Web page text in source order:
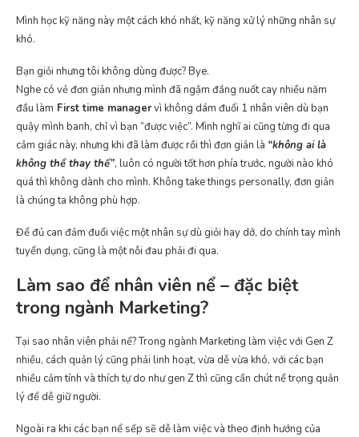
Mình học kỹ năng này một cách khó nhất, kỹ năng xử lý những nhân sự
khó.
Bạn giỏi nhưng tôi không dùng được? Bye.
Nghe có vẻ đơn giản nhưng mình đã ngậm đắng nuốt cay nhiều năm
đầu làm First time managervì không dám đuổi 1 nhân viên dù bạn
quậy mình banh, chỉ vì bạn “được việc”. Mình nghĩ ai cũng từng đi qua
cảm giác này, nhưng khi đã làm được rồi thì đơn giản là “không ai là
không thể thay thế”, luôn có người tốt hơn phía trước, người nào khó
quá thì không dành cho mình. Không take things personally, đơn giản
là chúng ta không phù hợp.
Để đủ can đảm đuổi việc một nhân sự dù giỏi hay dở, do chính tay mình
tuyển dụng, cũng là một nỗi đau phải đi qua.
Làm sao để nhân viên nể – đặc biệt
trong ngành Marketing?
Tại sao nhân viên phải nể? Trong ngành Marketing làm việc với Gen Z
nhiều, cách quản lý cũng phải linh hoạt, vừa dễ vừa khó, với các bạn
nhiều cảm tính và thích tự do như gen Z thì cũng cần chút nể trọng quản
lý để dễ giữ người.
Ngoài ra khi các bạn nể sếp sẽ dễ làm việc và theo định hướng của